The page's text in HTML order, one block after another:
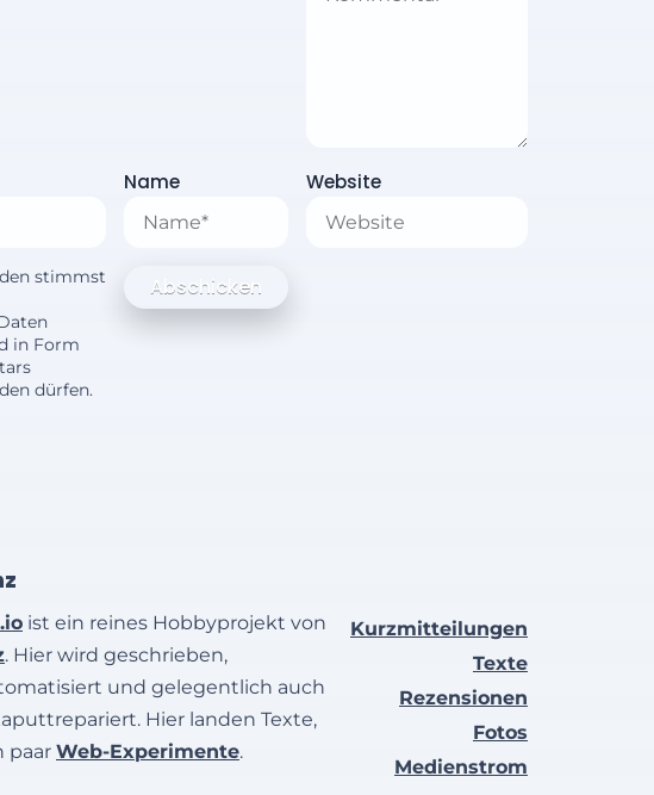
Name Website
stimmst
in Form
dürfen.
ist ein reines Hobbyprojekt von
. Hier wird geschrieben,
und gelegentlich auch
Hier landen Texte,
paar Web-Experimente.
Kurzmitteilungen
Texte
Rezensionen
Fotos
Medienstrom